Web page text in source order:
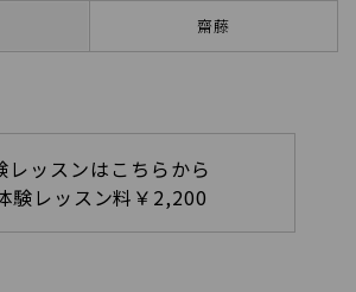
齋藤
レッスンはこちらから
験レッスン料￥2,200